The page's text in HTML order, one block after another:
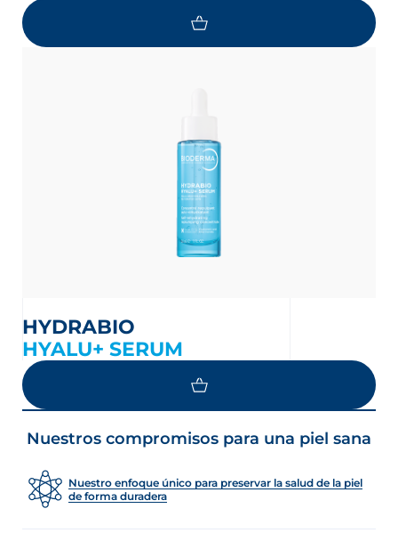
HYDRABIO
HYALU+ SERUM
Nuestros compromisos para una piel sana
Nuestro enfoque único para preservar la salud de la piel
de forma duradera